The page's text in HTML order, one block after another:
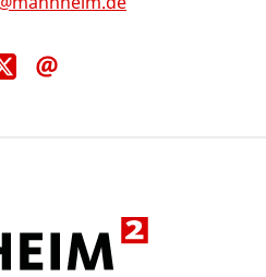
Teile
diese